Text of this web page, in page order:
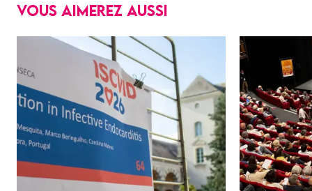
Vous aimerez aussi